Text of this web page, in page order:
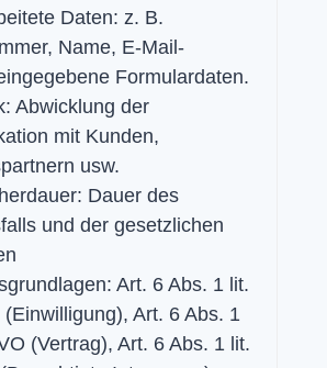
Daten: z. B.
Name, E-Mail-
Formulardaten.
Abwicklung der
mit Kunden,
usw.
Dauer des
und der gesetzlichen
Art. 6 Abs. 1 lit.
Art. 6 Abs. 1
(Vertrag), Art. 6 Abs. 1 lit.